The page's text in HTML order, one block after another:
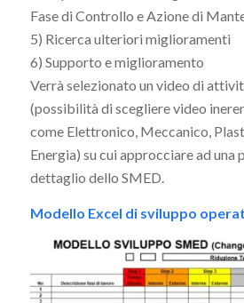
Fase di Controllo e Azione di
5) Ricerca ulteriori miglioramenti
6) Supporto e miglioramento
Verrà selezionato un video di
(possibilità di scegliere video
come Elettronico, Meccanico,
Energia) su cui approcciare ad una
dettaglio dello SMED.
Modello Excel di sviluppo